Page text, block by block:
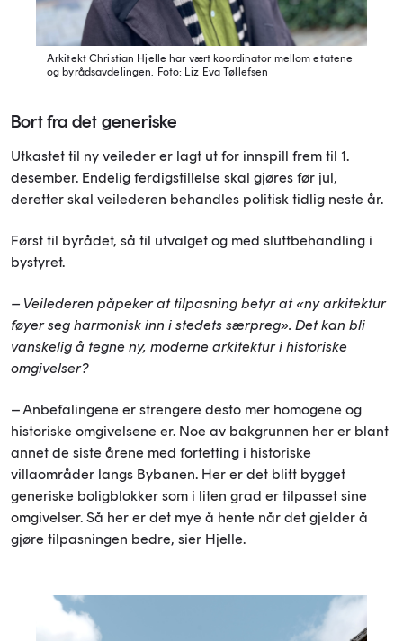
Arkitekt Christian Hjelle har vært koordinator mellom etatene
og byrådsavdelingen.
Foto: Liz Eva Tøllefsen
Bort fra det generiske
Utkastet til ny veileder er lagt ut for innspill frem til 1.
desember. Endelig ferdigstillelse skal gjøres før jul,
deretter skal veilederen behandles politisk tidlig neste år.
Først til byrådet, så til utvalget og med sluttbehandling i
bystyret.
– Veilederen påpeker at tilpasning betyr at «ny arkitektur
føyer seg harmonisk inn i stedets særpreg». Det kan bli
vanskelig å tegne ny, moderne arkitektur i historiske
omgivelser?
– Anbefalingene er strengere desto mer homogene og
historiske omgivelsene er. Noe av bakgrunnen her er blant
annet de siste årene med fortetting i historiske
villaområder langs Bybanen. Her er det blitt bygget
generiske boligblokker som i liten grad er tilpasset sine
omgivelser. Så her er det mye å hente når det gjelder å
gjøre tilpasningen bedre, sier Hjelle.